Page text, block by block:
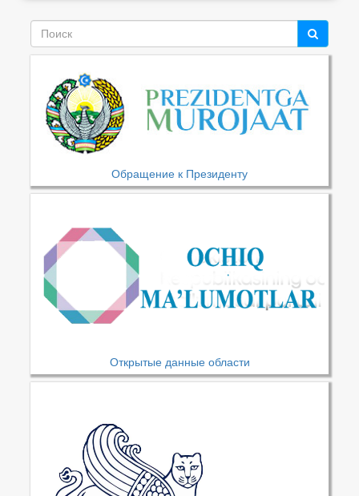
Обращение к Президенту
Открытые данные области